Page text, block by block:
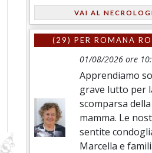
VAI AL
(29) PER ROMANA
01/08/2026 ore
Apprendiamo
grave lutto per
scomparsa
mamma. Le
sentite
Marcella e